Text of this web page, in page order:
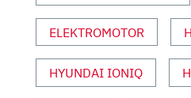
MIT
STEFAN
NOVITSKI“
VON
ELEKTROMOTOR
HYUNDAI IONIQ